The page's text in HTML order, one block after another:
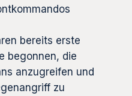
bereits erste
begonnen, die
anzugreifen und
zu